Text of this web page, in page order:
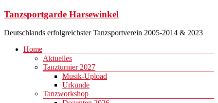
Zum
springen
Tanzsportgarde Harsewinkel
Deutschlands erfolgreichster Tanzsportverein 2005-2014 & 2023
Menü
Home
Aktuelles
Tanzturnier 2027
Musik-Upload
Urkunde
Tanzworkshop